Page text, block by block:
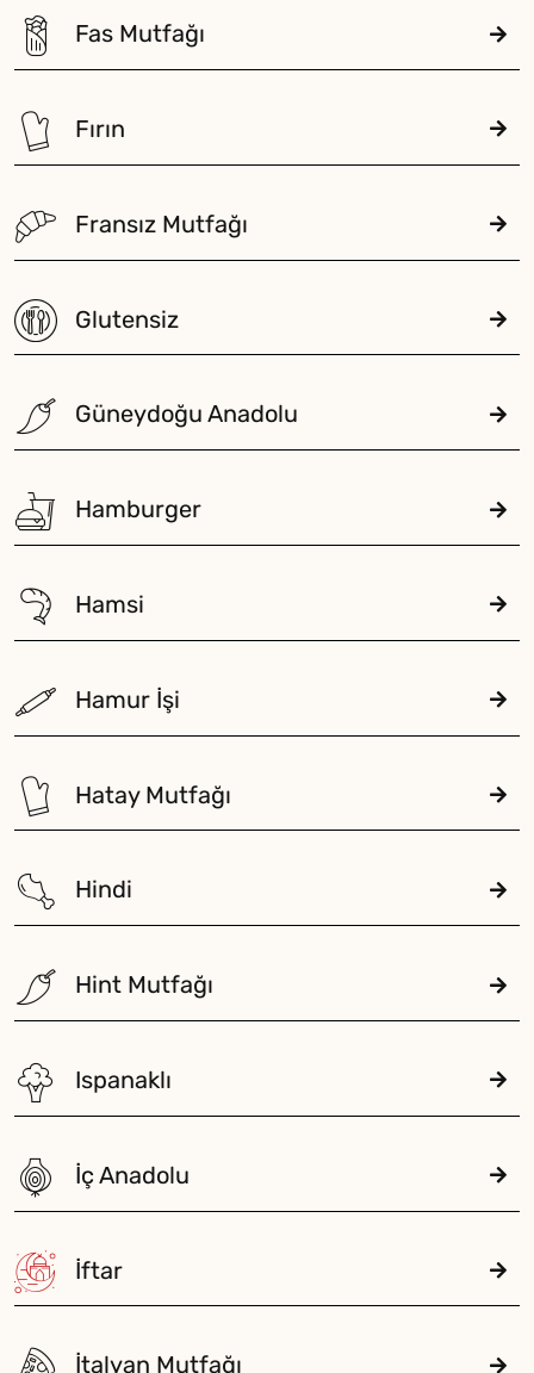
Fas Mutfağı
Fırın
Fransız Mutfağı
Glutensiz
Güneydoğu Anadolu
Hamburger
Hamsi
Hamur İşi
Hatay Mutfağı
Hindi
Hint Mutfağı
Ispanaklı
İç Anadolu
İftar
İtalyan Mutfağı